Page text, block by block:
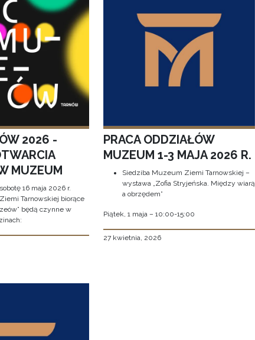
2026 -
MUZEUM
16 maja 2026 r.
Tarnowskiej biorące
będą czynne w
PRACA ODDZIAŁÓW
MUZEUM 1-3 MAJA 2026 R.
Siedziba Muzeum Ziemi Tarnowskiej –
wystawa „Zofia Stryjeńska. Między wiarą
a obrzędem”
Piątek, 1 maja – 10:00-15:00
27 kwietnia, 2026